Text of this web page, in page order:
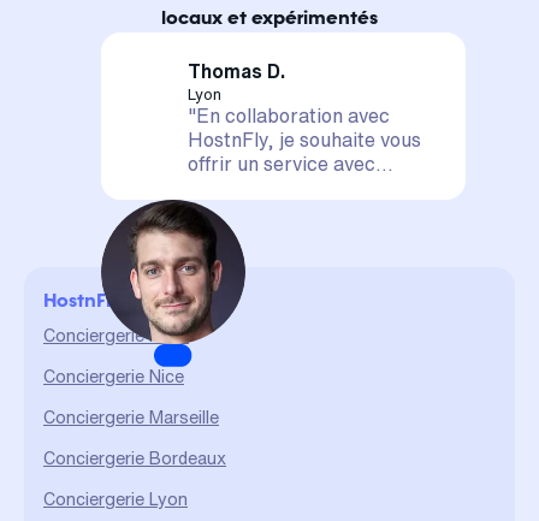
locaux et expérimentés
Thomas D.
Lyon
"En collaboration avec
HostnFly, je souhaite vous
offrir un service avec
logement est entre de
bonnes mains, il sera mis en
valeur et géré de A à Z. La
confiance et le partage sont
des valeurs qui me sont
chères et qui me permettent
d'assurer un service durable
HostnFly en ville
Conciergerie Paris
Conciergerie Nice
Conciergerie Marseille
Conciergerie Bordeaux
Conciergerie Lyon